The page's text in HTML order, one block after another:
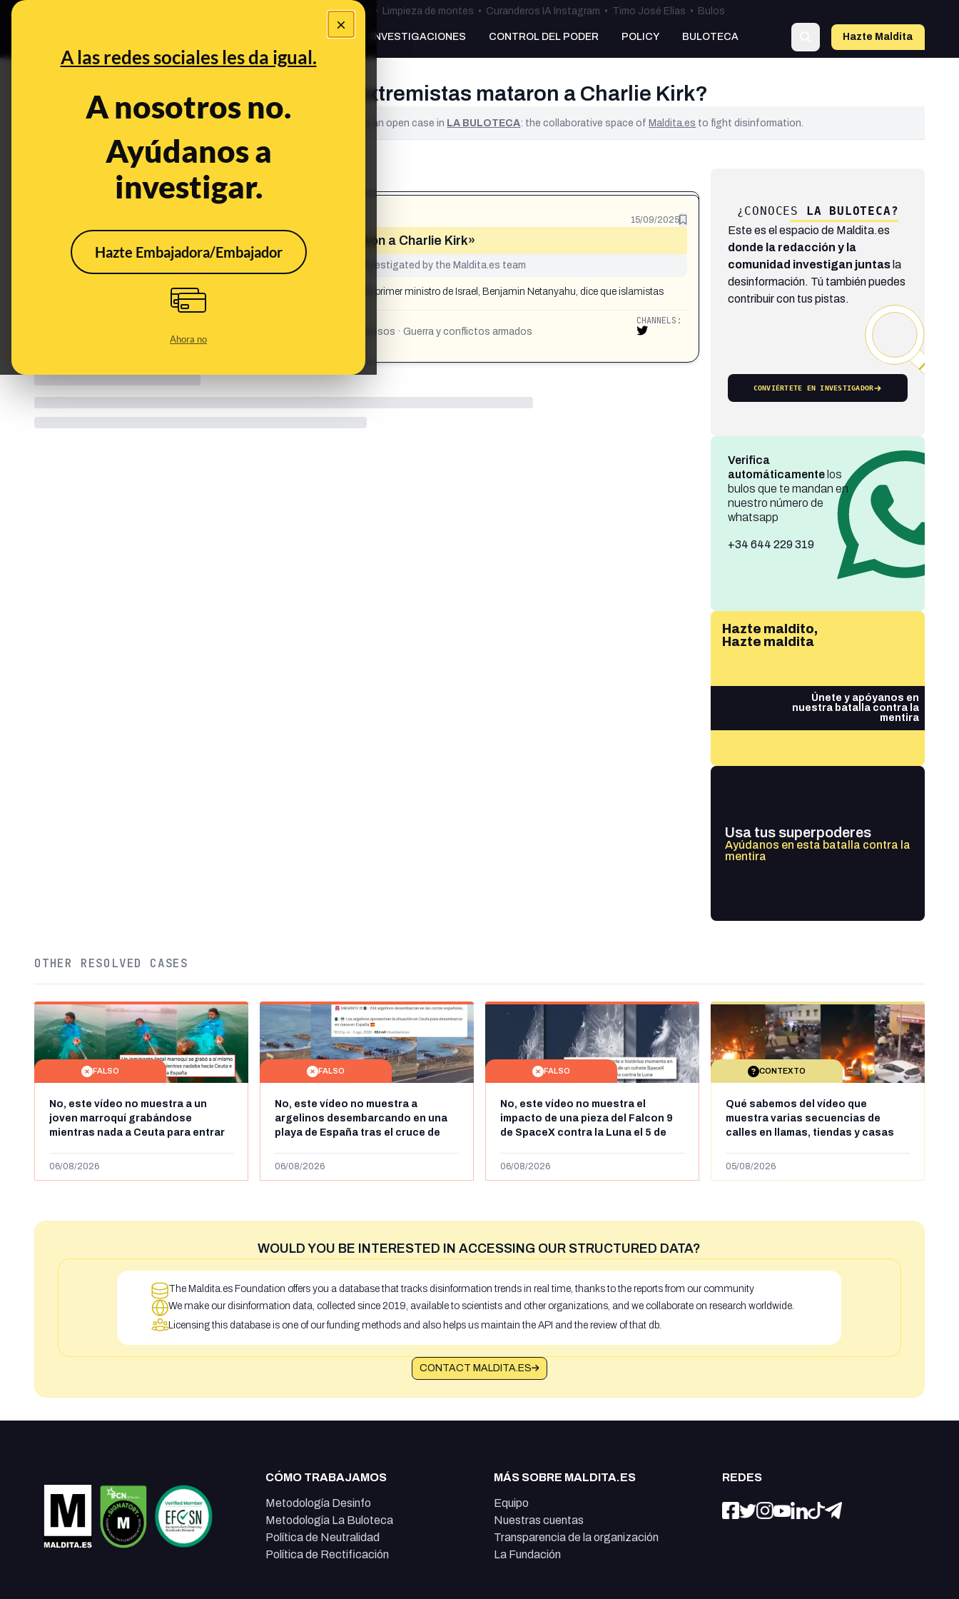
×
A las redes sociales les da igual.
A nosotros no.
Ayúdanos a
investigar.
Hazte Embajadora/Embajador
Ahora no
Bulos Ceuta • Limpieza de montes • Curanderos IA Instagram • Timo José Elías • Bulos
PREBUNKING INVESTIGACIONES CONTROL DEL PODER POLICY BULOTECA Hazte Maldita
¿Netanyahu dice que islamistas extremistas mataron a Charlie Kirk?
This content has NOT yet been verified. It is an open case in LA BULOTECA: the collaborative space ofMaldita.es to fight disinformation.
15/09/2025
«Netanyahu dice que islamistas extremistas mataron a Charlie Kirk»
This content has not yet been investigated by the Maldita.es team
https://x.com/jacksonhinklle/status/1966251435752083487/photo/2 El primer ministro de Israel, Benjamin Netanyahu, dice que islamistas
extremistas mataron a Charlie Kirk
Política · Famosos · Guerra y conflictos armados
CHANNELS:
¿CONOCES LA BULOTECA?
Este es el espacio de Maldita.es
donde la redacción y la
comunidad investigan juntasla
desinformación. Tú también puedes
contribuir con tus pistas.
CONVIÉRTETE EN INVESTIGADOR
Verifica
automáticamentelos
bulos que te mandan en
nuestro número de
whatsapp
+34 644 229 319
Hazte maldito,
Hazte maldita
Únete y apóyanos en
nuestra batalla contra la
mentira
Usa tus superpoderes
Ayúdanos en esta batalla contra la
mentira
OTHER RESOLVED CASES
FALSO
No, este vídeo no muestra a un
joven marroquí grabándose
mientras nada a Ceuta para entrar
más de 450km de Ceuta y el autor lo
06/08/2026
FALSO
No, este vídeo no muestra a
argelinos desembarcando en una
playa de España tras el cruce de
de julio de 2026: son imágenes de
06/08/2026
FALSO
No, este vídeo no muestra el
impacto de una pieza del Falcon 9
de SpaceX contra la Luna el 5 de
menos abril de 2026
06/08/2026
CONTEXTO
Qué sabemos del vídeo que
muestra varias secuencias de
calles en llamas, tiendas y casas
supuestamente en España tras la
05/08/2026
WOULD YOU BE INTERESTED IN ACCESSING OUR STRUCTURED DATA?
The Maldita.es Foundation offers you a database that tracks disinformation trends in real time, thanks to the reports from our community
We make our disinformation data, collected since 2019, available to scientists and other organizations, and we collaborate on research worldwide.
Licensing this database is one of our funding methods and also helps us maintain the API and the review of that db.
CONTACT MALDITA.ES
CÓMO TRABAJAMOS
Metodología Desinfo
Metodología La Buloteca
Política de Neutralidad
Política de Rectificación
MÁS SOBRE MALDITA.ES
Equipo
Nuestras cuentas
Transparencia de la organización
La Fundación
REDES